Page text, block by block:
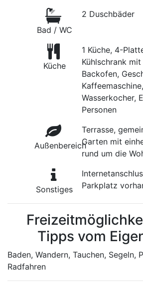
Bad / WC
2 Duschbäder
Küche
1 Küche, 4-
Kühlschrank
Backofen,
Wasserkocher,
Personen
Außenbereich
Terrasse,
Garten mit
rund um die
Sonstiges
Parkplatz
Tipps vom
Baden, Wandern, Tauchen, Segeln,
Radfahren